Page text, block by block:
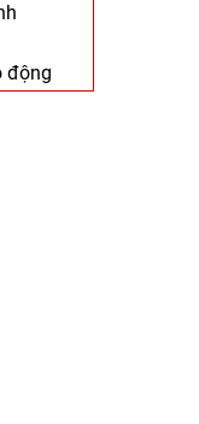
động